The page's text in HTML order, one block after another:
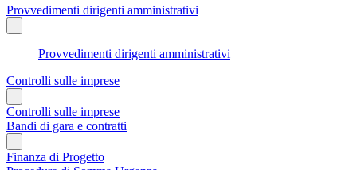
Provvedimenti dirigenti amministrativi
Provvedimenti dirigenti amministrativi
Controlli sulle imprese
Controlli sulle imprese
Bandi di gara e contratti
Finanza di Progetto